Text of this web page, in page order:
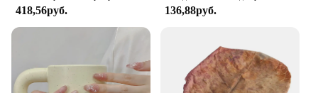
418,56руб. 136,88руб.